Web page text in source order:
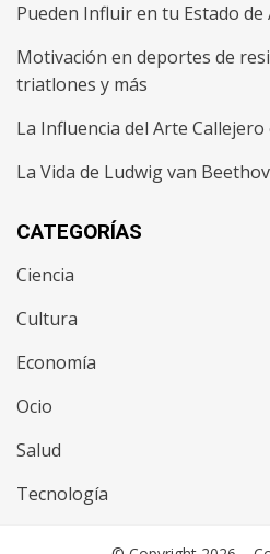
Pueden Influir en tu Estado de
Motivación en deportes de
triatlones y más
La Influencia del Arte
La Vida de Ludwig van
CATEGORÍAS
Ciencia
Cultura
Economía
Ocio
Salud
Tecnología